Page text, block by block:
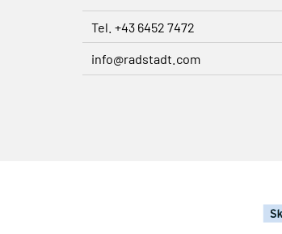
Tel. +43 6452 7472
info@radstadt.com